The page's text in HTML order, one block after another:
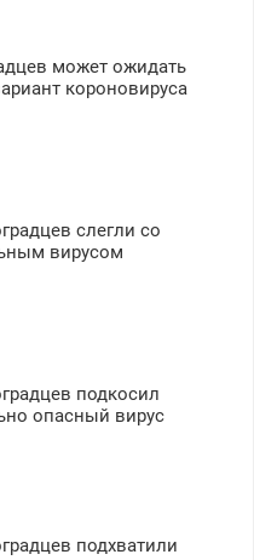
может ожидать
короновируса
слегли со
вирусом
подкосил
опасный вирус
подхватили